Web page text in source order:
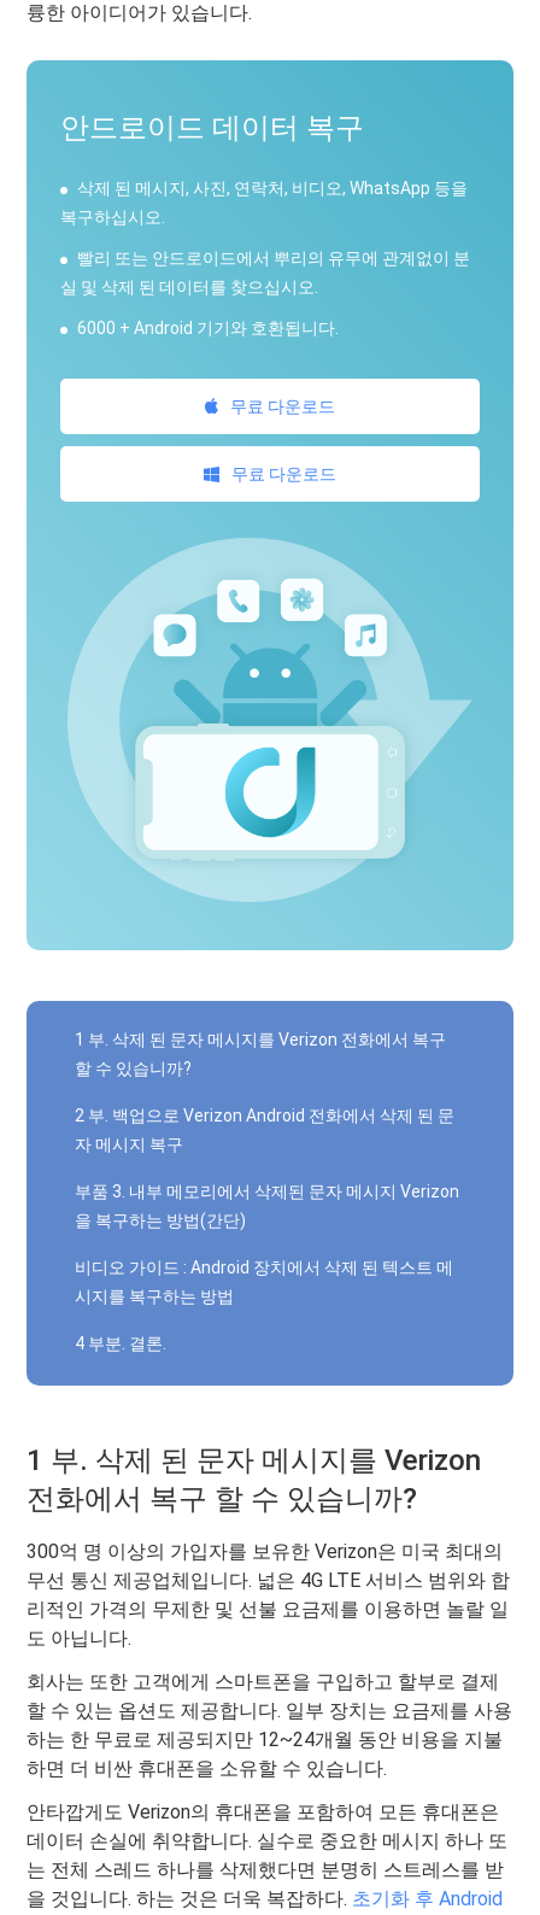
륭한 아이디어가 있습니다.
안드로이드 데이터 복구
삭제 된 메시지, 사진, 연락처, 비디오, WhatsApp 등을
복구하십시오.
빨리 또는 안드로이드에서 뿌리의 유무에 관계없이 분
실 및 삭제 된 데이터를 찾으십시오.
6000 + Android 기기와 호환됩니다.
무료 다운로드
무료 다운로드
1 부. 삭제 된 문자 메시지를 Verizon 전화에서 복구
할 수 있습니까?
2 부. 백업으로 Verizon Android 전화에서 삭제 된 문
자 메시지 복구
부품 3. 내부 메모리에서 삭제된 문자 메시지 Verizon
을 복구하는 방법(간단)
비디오 가이드 : Android 장치에서 삭제 된 텍스트 메
시지를 복구하는 방법
4 부분. 결론.
1 부. 삭제 된 문자 메시지를 Verizon
전화에서 복구 할 수 있습니까?
300억 명 이상의 가입자를 보유한 Verizon은 미국 최대의
무선 통신 제공업체입니다. 넓은 4G LTE 서비스 범위와 합
리적인 가격의 무제한 및 선불 요금제를 이용하면 놀랄 일
도 아닙니다.
회사는 또한 고객에게 스마트폰을 구입하고 할부로 결제
할 수 있는 옵션도 제공합니다. 일부 장치는 요금제를 사용
하는 한 무료로 제공되지만 12~24개월 동안 비용을 지불
하면 더 비싼 휴대폰을 소유할 수 있습니다.
안타깝게도 Verizon의 휴대폰을 포함하여 모든 휴대폰은
데이터 손실에 취약합니다. 실수로 중요한 메시지 하나 또
는 전체 스레드 하나를 삭제했다면 분명히 스트레스를 받
을 것입니다. 하는 것은 더욱 복잡하다. 초기화 후 Android